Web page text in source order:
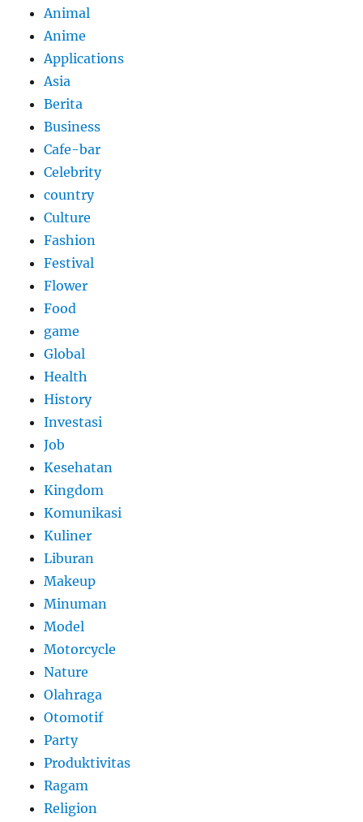
Animal
Anime
Applications
Asia
Berita
Business
Cafe-bar
Celebrity
country
Culture
Fashion
Festival
Flower
Food
game
Global
Health
History
Investasi
Job
Kesehatan
Kingdom
Komunikasi
Kuliner
Liburan
Makeup
Minuman
Model
Motorcycle
Nature
Olahraga
Otomotif
Party
Produktivitas
Ragam
Religion